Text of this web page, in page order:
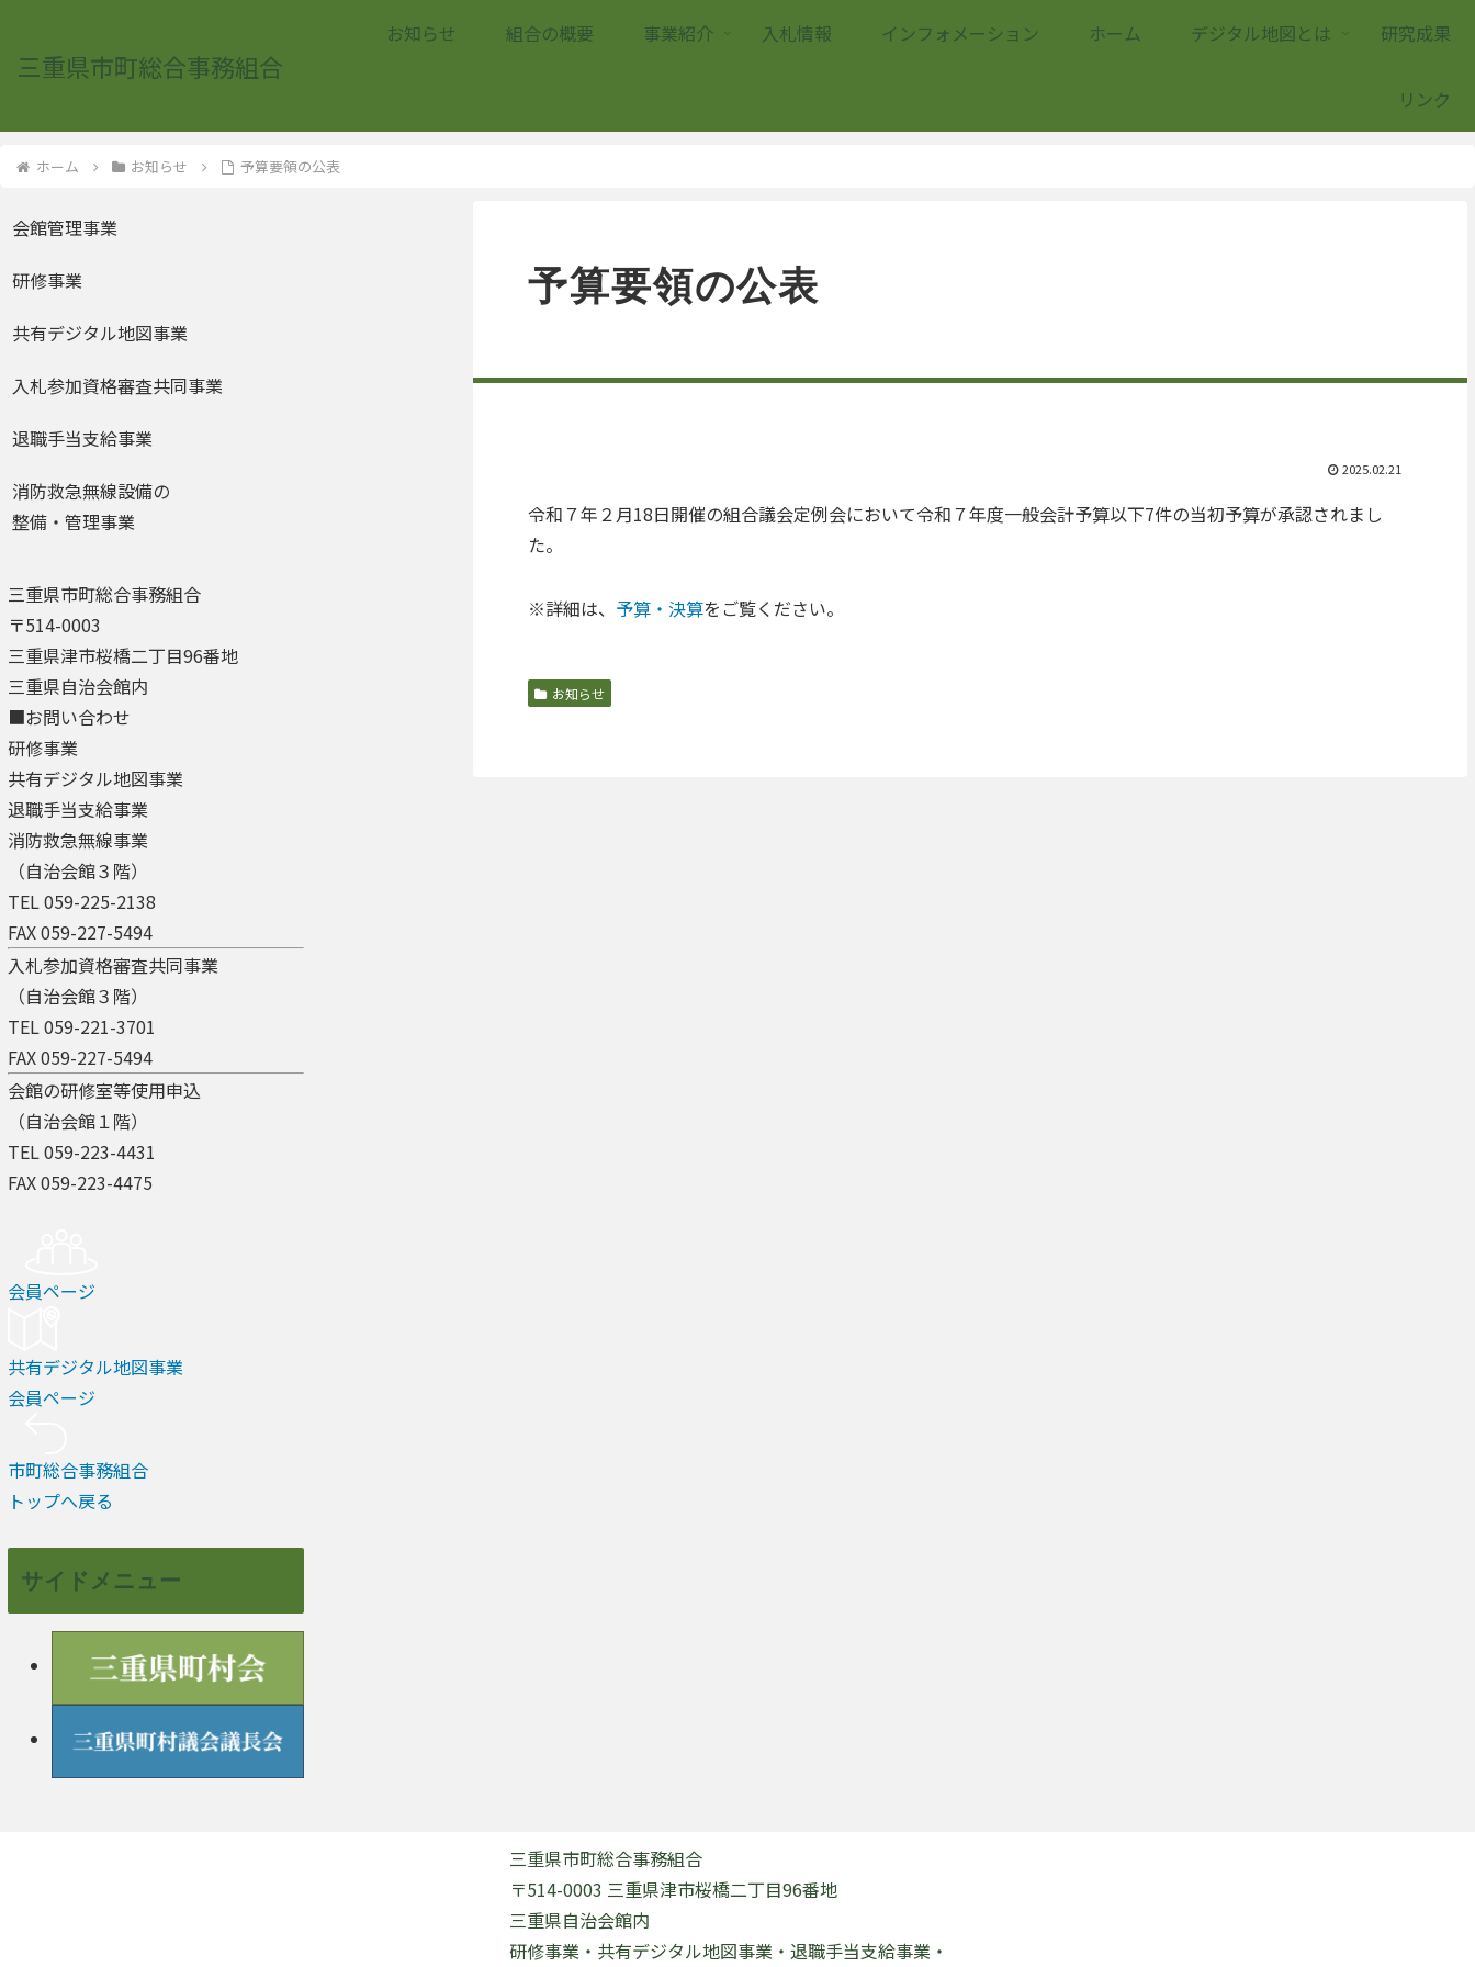
三重県市町総合事務組合
お知らせ 組合の概要 事業紹介 入札情報 インフォメーション ホーム デジタル地図とは 研究成果
リンク
ホーム お知らせ 予算要領の公表
予算要領の公表
2025.02.21
令和７年２月18日開催の組合議会定例会において令和７年度一般会計予算以下7件の当初予算が承認されまし
た。
※詳細は、 予算・決算をご覧ください。
お知らせ
会館管理事業
研修事業
共有デジタル地図事業
入札参加資格審査共同事業
退職手当支給事業
消防救急無線設備の
整備・管理事業
三重県市町総合事務組合
〒514-0003
三重県津市桜橋二丁目96番地
三重県自治会館内
■お問い合わせ
研修事業
共有デジタル地図事業
退職手当支給事業
消防救急無線事業
（自治会館３階）
TEL 059-225-2138
FAX 059-227-5494
入札参加資格審査共同事業
（自治会館３階）
TEL 059-221-3701
FAX 059-227-5494
会館の研修室等使用申込
（自治会館１階）
TEL 059-223-4431
FAX 059-223-4475
会員ページ
共有デジタル地図事業
会員ページ
市町総合事務組合
トップへ戻る
サイドメニュー
三重県市町総合事務組合
〒514-0003 三重県津市桜橋二丁目96番地
三重県自治会館内
研修事業・共有デジタル地図事業・退職手当支給事業・